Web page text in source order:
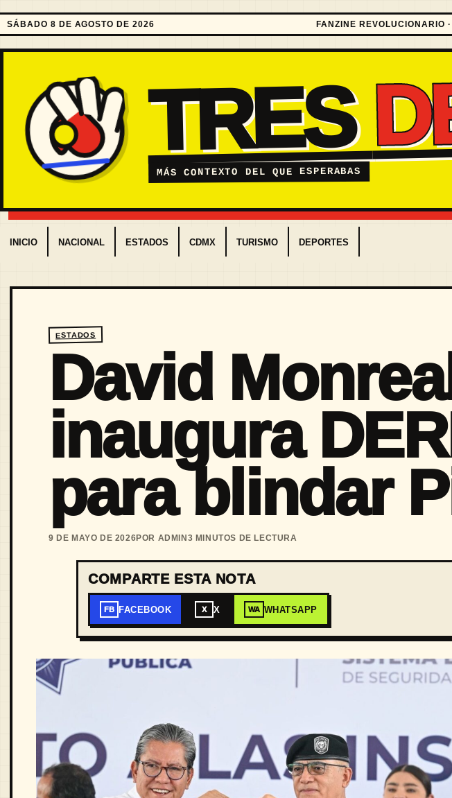
SÁBADO 8 DE AGOSTO DE 2026 FANZINE REVOLUCIONARIO
TRES
MÁS CONTEXTO DEL QUE ESPERABAS
INICIO NACIONAL ESTADOS CDMX TURISMO DEPORTES
ESTADOS
David Monreal
inaugura
para blindar
9 DE MAYO DE 2026POR ADMIN 3 MINUTOS DE LECTURA
COMPARTE ESTA NOTA
FB FACEBOOK X X WA WHATSAPP